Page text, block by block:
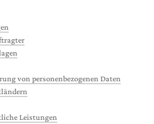
von personenbezogenen Daten
Leistungen